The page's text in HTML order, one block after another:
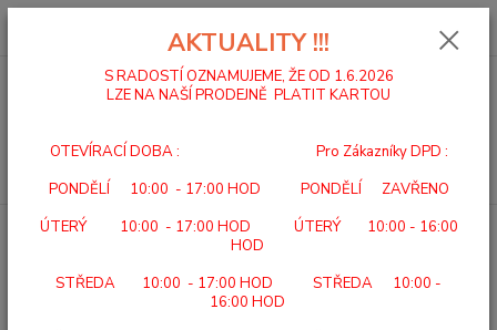
0,00 Kč
Úvod POLOHOVACÍ LŮŽKA
STOLEK K LŮŽKU PRACOVNÍ POJÍZDNÝ
STOLEK K LŮŽKU PRACOVNÍ
AKTUALITY !!!
S RADOSTÍ OZNAMUJEME, ŽE OD 1.6.2026
LZE NA NAŠÍ PRODEJNĚ PLATIT KARTOU
OTEVÍRACÍ DOBA : Pro Zákazníky DPD :
PONDĚLÍ 10:00 - 17:00 HOD PONDĚLÍ ZAVŘENO
ÚTERÝ 10:00 - 17:00 HOD ÚTERÝ 10:00 - 16:00
HOD
STŘEDA 10:00 - 17:00 HOD STŘEDA 10:00 -
16:00 HOD